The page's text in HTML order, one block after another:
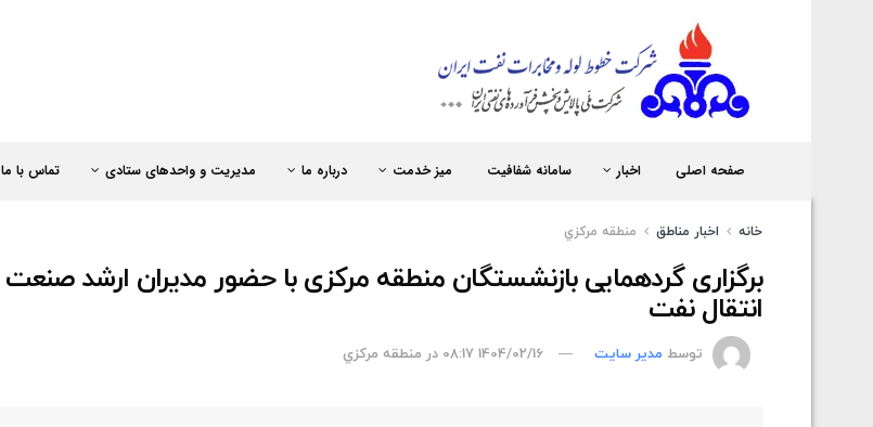
صفحه اصلی اخبار سامانه شفافیت میز خدمت درباره ما مدیریت و واحدهای ستادی تماس با ما
خانه اخبار مناطق منطقه مركزي
برگزاری گردهمایی بازنشستگان منطقه مرکزی با حضور مدیران ارشد صنعت
انتقال نفت
توسط مدیر سایت 1404/02/16 08:17 در منطقه مركزي